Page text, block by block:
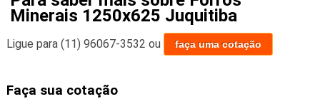
Minerais 1250x625 Juquitiba
Ligue para (11) 96067-3532 ou faça uma cotação
Faça sua cotação